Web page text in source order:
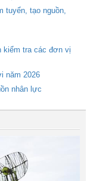
tuyển, tạo nguồn,
kiểm tra các đơn vị
năm 2026
nhân lực